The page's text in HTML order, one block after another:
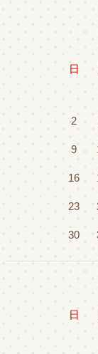
日
2
9
16
23
30
日